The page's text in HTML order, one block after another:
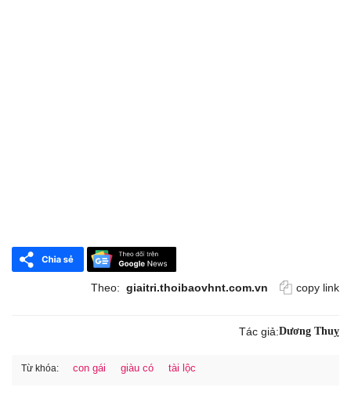
Theo: giaitri.thoibaovhnt.com.vn copy link
Tác giả:Dương Thuỵ
Từ khóa: con gái giàu có tài lộc